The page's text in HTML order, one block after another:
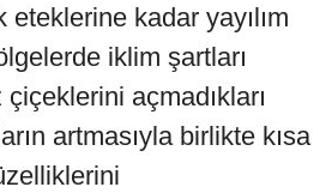
kadar yayılım
iklim şartları
açmadıkları
artmasıyla birlikte kısa